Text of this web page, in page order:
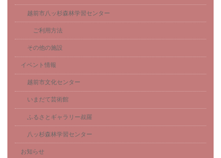
越前市八ッ杉森林学習センター
ご利用方法
その他の施設
イベント情報
越前市文化センター
いまだて芸術館
ふるさとギャラリー叔羅
八ッ杉森林学習センター
お知らせ